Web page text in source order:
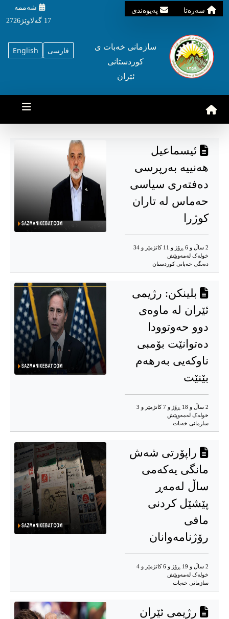
سه‌ره‌تا په‌یوه‌ندی
شه‌ممه‌
17 گه‌لاوێژ2726
English فارسی
سازمانی خه‌بات ی
کوردستانی
ئێران
ئیسماعیل
هەنییە بەرپرسی
دەفتەری سیاسی
حەماس لە تاران
کوژرا
2 ساڵ و 6 ڕۆژ و 11 کاتژمێر و 34
خوله‌ک له‌مه‌وپێش‌
دەنگی خەباتی کوردستان
بلینکن: رژیمی
ئێران لە ماوەی
دوو حەوتوودا
دەتوانێت بۆمبی
ناوکەیی بەرهەم
بێنێت
2 ساڵ و 18 ڕۆژ و 7 کاتژمێر و 3
خوله‌ک له‌مه‌وپێش‌
سازمانی خەبات
راپۆرتی شەش
مانگی یەکەمی
ساڵ لەمەڕ
پێشێل کردنی
مافی
رۆژنامەوانان
2 ساڵ و 19 ڕۆژ و 6 کاتژمێر و 4
خوله‌ک له‌مه‌وپێش‌
سازمانی خەبات
رژیمی ئێران